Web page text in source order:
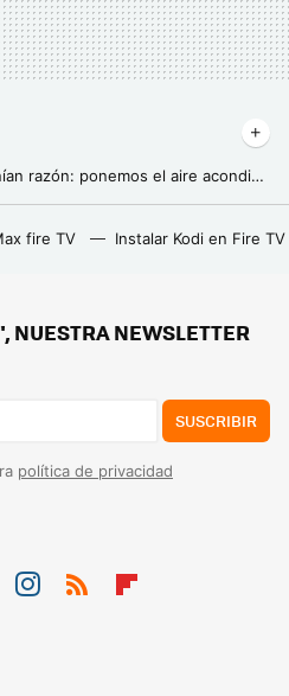
Los frioleros de la casa tenían razón: ponemos el aire acondicionado demasiado frío y esto nos hace gastar más luz, según Daikin
MediaMarkt tiene el PC gaming con el equilibrio perfecto entre potencia y precio: RTX 4060 y 32 GB de RAM sin gastar de más
fire TV Instalar Kodi en Fire TV
NEWSLETTER
SUSCRIBIR
política de privacidad